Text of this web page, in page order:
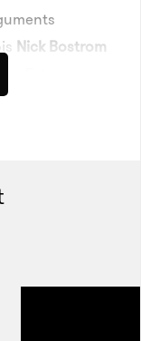
Nick Bostrom
Est-ce que
? ».
et des
elle ne se
soit pour des